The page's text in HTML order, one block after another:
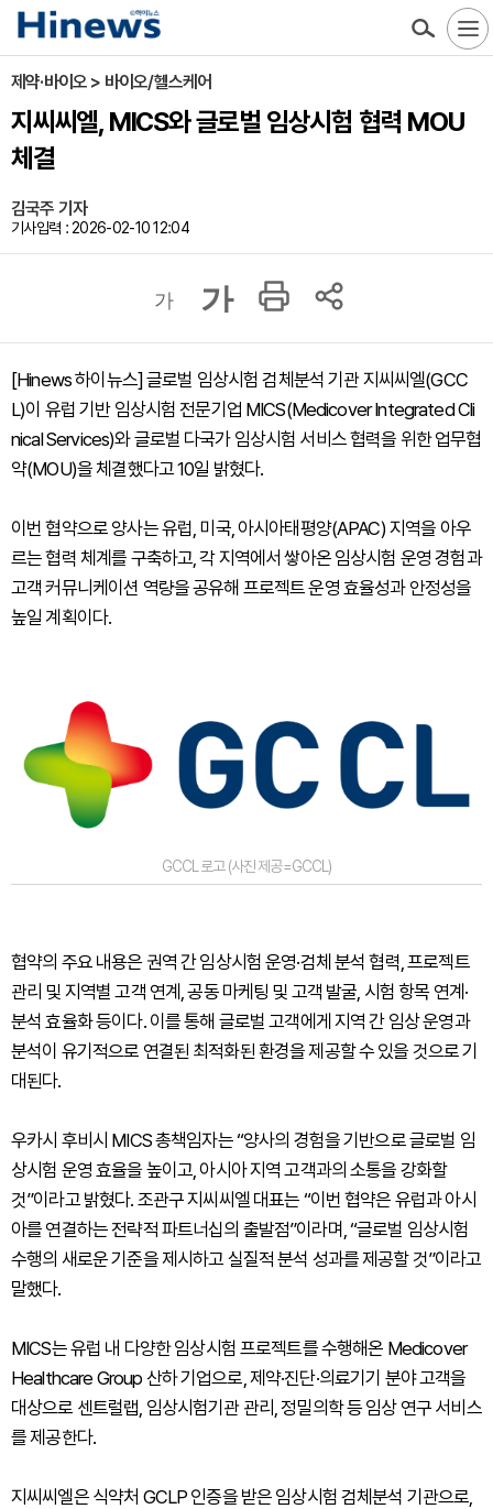
제약·바이오 > 바이오/헬스케어
지씨씨엘, MICS와 글로벌 임상시험 협력 MOU
체결
김국주 기자
기사입력 : 2026-02-10 12:04
가 가
[Hinews 하이뉴스] 글로벌 임상시험 검체분석 기관 지씨씨엘(GCC
L)이 유럽 기반 임상시험 전문기업 MICS(Medicover Integrated Cli
nical Services)와 글로벌 다국가 임상시험 서비스 협력을 위한 업무협
약(MOU)을 체결했다고 10일 밝혔다.
이번 협약으로 양사는 유럽, 미국, 아시아태평양(APAC) 지역을 아우
르는 협력 체계를 구축하고, 각 지역에서 쌓아온 임상시험 운영 경험과
고객 커뮤니케이션 역량을 공유해 프로젝트 운영 효율성과 안정성을
높일 계획이다.
GCCL 로고 (사진 제공=GCCL)
협약의 주요 내용은 권역 간 임상시험 운영·검체 분석 협력, 프로젝트
관리 및 지역별 고객 연계, 공동 마케팅 및 고객 발굴, 시험 항목 연계·
분석 효율화 등이다. 이를 통해 글로벌 고객에게 지역 간 임상 운영과
분석이 유기적으로 연결된 최적화된 환경을 제공할 수 있을 것으로 기
대된다.
우카시 후비시 MICS 총책임자는 “양사의 경험을 기반으로 글로벌 임
상시험 운영 효율을 높이고, 아시아 지역 고객과의 소통을 강화할
것”이라고 밝혔다. 조관구 지씨씨엘 대표는 “이번 협약은 유럽과 아시
아를 연결하는 전략적 파트너십의 출발점”이라며, “글로벌 임상시험
수행의 새로운 기준을 제시하고 실질적 분석 성과를 제공할 것”이라고
말했다.
MICS는 유럽 내 다양한 임상시험 프로젝트를 수행해온 Medicover
Healthcare Group 산하 기업으로, 제약·진단·의료기기 분야 고객을
대상으로 센트럴랩, 임상시험기관 관리, 정밀의학 등 임상 연구 서비스
를 제공한다.
지씨씨엘은 식약처 GCLP 인증을 받은 임상시험 검체분석 기관으로,